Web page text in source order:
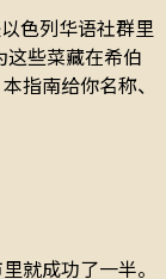
色列华语社群里
些菜藏在希伯
指南给你名称、
就成功了一半。